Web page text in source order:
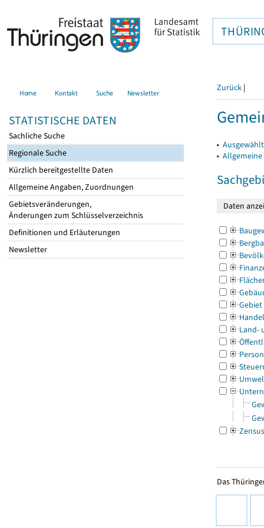
Home Kontakt Suche Newsletter
STATISTISCHE DATEN
Sachliche Suche
Regionale Suche
Kürzlich bereitgestellte Daten
Allgemeine Angaben, Zuordnungen
Gebietsveränderungen,
Änderungen zum Schlüsselverzeichnis
Definitionen und Erläuterungen
Newsletter
Zurück |
▸
▸
Gebiet
Land-
Zensus
Das